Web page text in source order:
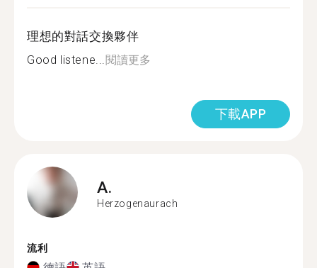
理想的對話交換夥伴
Good listene...閱讀更多
下載APP
A.
Herzogenaurach
流利